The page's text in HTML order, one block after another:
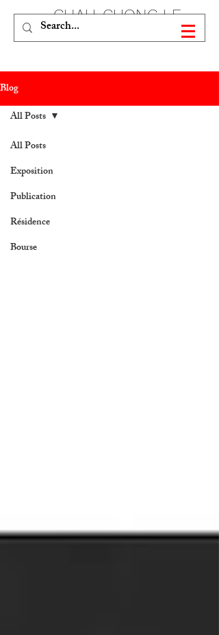
CHAU-CUONG LE
Blog
All Posts
Exposition
Publication
Résidence
Bourse
All Posts